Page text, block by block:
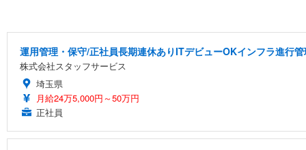
運用管理・保守/正社員長期連休ありITデビューOKインフラ進行
株式会社スタッフサービス
埼玉県
月給24万5,000円～50万円
正社員